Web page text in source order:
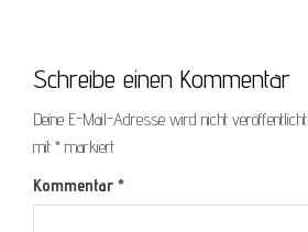
Schreibe einen Kommentar
Deine E-Mail-Adresse wird nicht veröffentlicht.
mit * markiert
Kommentar *